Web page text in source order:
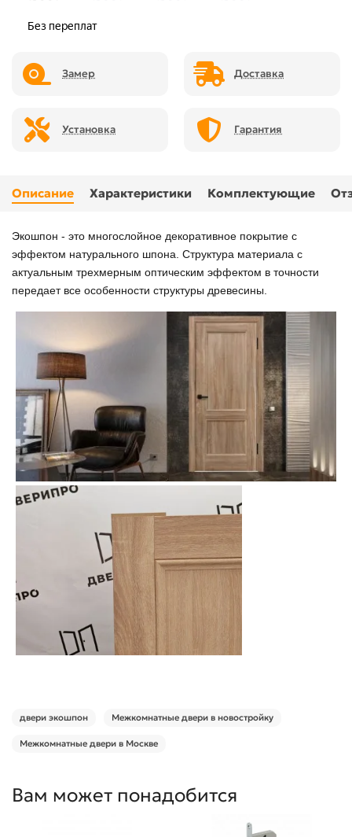
Замер Доставка
Установка Гарантия
Описание Характеристики Комплектующие
Экошпон - это многослойное декоративное покрытие с
эффектом натурального шпона. Структура материала с
актуальным трехмерным оптическим эффектом в точности
передает все особенности структуры древесины.
двери экошпон Межкомнатные двери в новостройку
Межкомнатные двери в Москве
Вам может понадобится